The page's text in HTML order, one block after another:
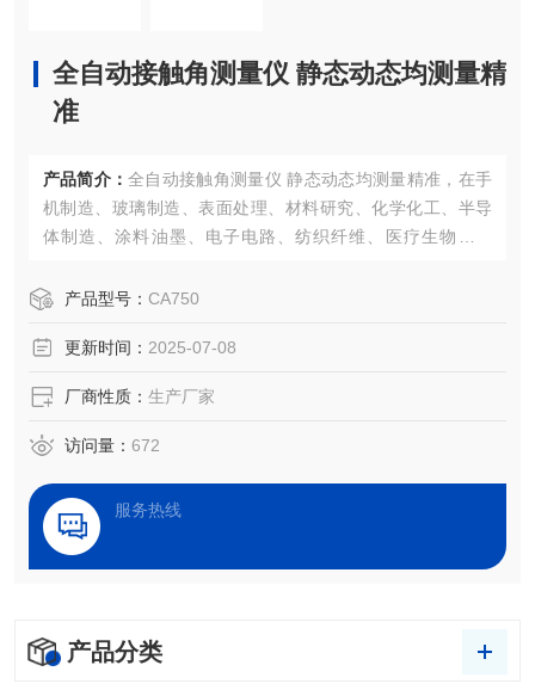
全自动接触角测量仪 静态动态均测量精
准
产品简介： 全自动接触角测量仪 静态动态均测量精准，在手
机制造、玻璃制造、表面处理、材料研究、化学化工、半导
体制造、涂料油墨、电子电路、纺织纤维、医疗生物等领
产品型号： CA750
更新时间： 2025-07-08
厂商性质： 生产厂家
访问量： 672
服务热线
产品分类